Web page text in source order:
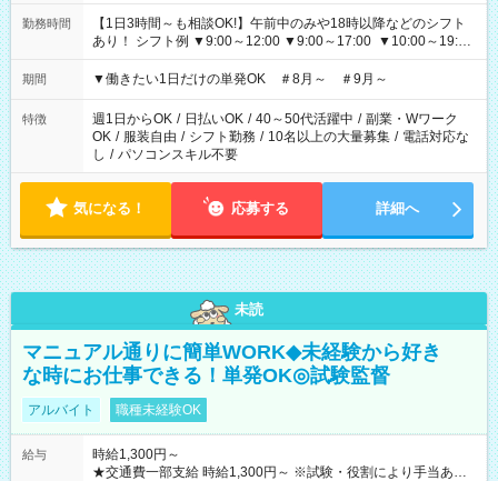
勤務時間
【1日3時間～も相談OK!】午前中のみや18時以降などのシフト
あり！ シフト例 ▼9:00～12:00 ▼9:00～17:00 ▼10:00～19:00
▼18:00～21:00
期間 ▼働きたい1日だけの単発OK ＃8月～ ＃9月～
特徴 週1日からOK / 日払いOK / 40～50代活躍中 / 副業・Wワーク
OK / 服装自由 / シフト勤務 / 10名以上の大量募集 / 電話対応な
し / パソコンスキル不要
気になる！ 応募する 詳細へ
未読
マニュアル通りに簡単WORK◆未経験から好き
な時にお仕事できる！単発OK◎試験監督
アルバイト 職種未経験OK
給与
時給1,300円～
★交通費一部支給 時給1,300円～ ※試験・役割により手当あり